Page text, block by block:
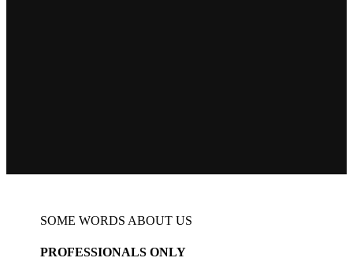
SOME WORDS ABOUT US
PROFESSIONALS ONLY